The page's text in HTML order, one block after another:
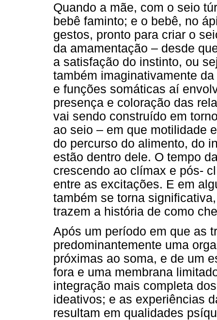
Quando a mãe, com o seio
bebê faminto; e o bebê, no
gestos, pronto para criar o
da amamentação – desde
a satisfação do instinto, ou
também imaginativamente
e funções somáticas aí
presença e coloração das
vai sendo construído em
ao seio – em que motilidade
do percurso do alimento, do
estão dentro dele. O tempo
crescendo ao clímax e pós-
entre as excitações. E em
também se torna
trazem a história de como
Após um período em que as
predominantemente uma
próximas ao soma, e de um
fora e uma membrana
integração mais completa
ideativos; e as experiências
resultam em qualidades